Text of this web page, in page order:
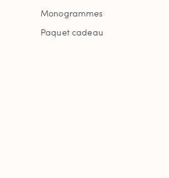
Monogrammes
Paquet cadeau